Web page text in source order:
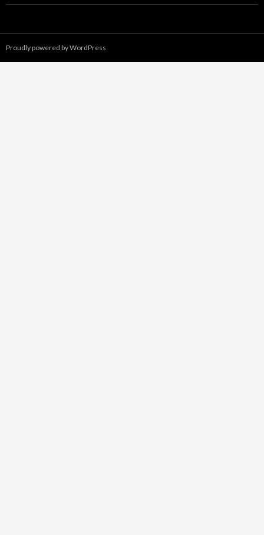
Proudly powered by WordPress